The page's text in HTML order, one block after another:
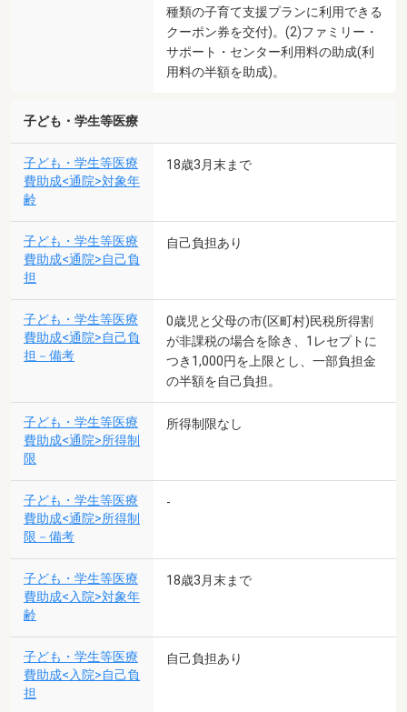
種類の子育て支援プランに利用できる
クーポン券を交付)。(2)ファミリー・
サポート・センター利用料の助成(利
用料の半額を助成)。
子ども・学生等医療
子ども・学生等医療
費助成<通院>対象年
齢
18歳3月末まで
子ども・学生等医療
費助成<通院>自己負
担
自己負担あり
子ども・学生等医療
費助成<通院>自己負
担－備考
0歳児と父母の市(区町村)民税所得割
が非課税の場合を除き、1レセプトに
つき1,000円を上限とし、一部負担金
の半額を自己負担。
子ども・学生等医療
費助成<通院>所得制
限
所得制限なし
子ども・学生等医療
費助成<通院>所得制
限－備考
-
子ども・学生等医療
費助成<入院>対象年
齢
18歳3月末まで
子ども・学生等医療
費助成<入院>自己負
担
自己負担あり